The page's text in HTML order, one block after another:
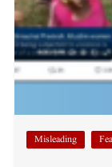
Misleading